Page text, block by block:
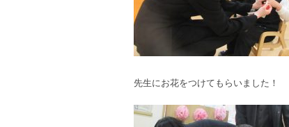
先生にお花をつけてもらいました！